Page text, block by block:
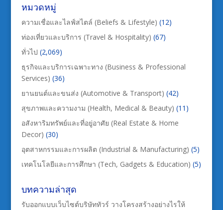
หมวดหมู่
ความเชื่อและไลฟ์สไตล์ (Beliefs & Lifestyle) (12)
ท่องเที่ยวและบริการ (Travel & Hospitality) (67)
ทั่วไป (2,069)
ธุรกิจและบริการเฉพาะทาง (Business & Professional
Services) (36)
ยานยนต์และขนส่ง (Automotive & Transport) (42)
สุขภาพและความงาม (Health, Medical & Beauty) (11)
อสังหาริมทรัพย์และที่อยู่อาศัย (Real Estate & Home
Decor) (30)
อุตสาหกรรมและการผลิต (Industrial & Manufacturing) (5)
เทคโนโลยีและการศึกษา (Tech, Gadgets & Education) (5)
บทความล่าสุด
รับออกแบบเว็บไซต์บริษัททัวร์ วางโครงสร้างอย่างไรให้